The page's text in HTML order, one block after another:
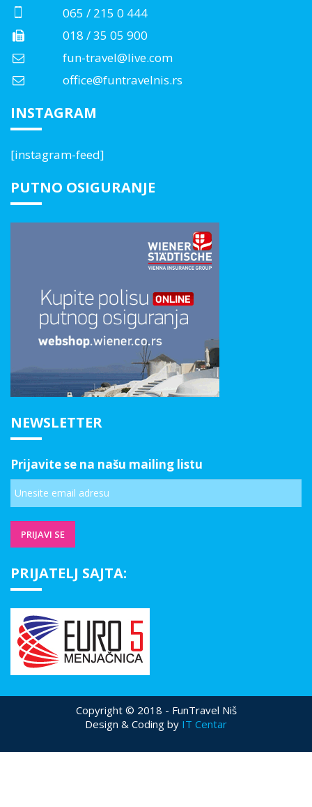
065 / 215 0 444
018 / 35 05 900
fun-travel@live.com
office@funtravelnis.rs
INSTAGRAM
[instagram-feed]
PUTNO OSIGURANJE
NEWSLETTER
Prijavite se na našu mailing listu
PRIJATELJ SAJTA:
Copyright © 2018 - FunTravel Niš
Design & Coding by IT Centar